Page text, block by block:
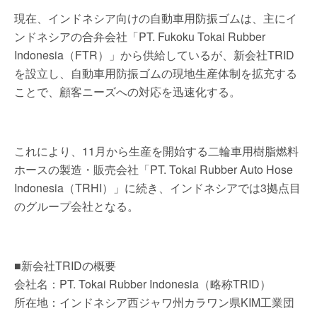
現在、インドネシア向けの自動車用防振ゴムは、主にイ
ンドネシアの合弁会社「PT. Fukoku Tokai Rubber
Indonesia（FTR）」から供給しているが、新会社TRID
を設立し、自動車用防振ゴムの現地生産体制を拡充する
ことで、顧客ニーズへの対応を迅速化する。
これにより、11月から生産を開始する二輪車用樹脂燃料
ホースの製造・販売会社「PT. Tokai Rubber Auto Hose
Indonesia（TRHI）」に続き、インドネシアでは3拠点目
のグループ会社となる。
■新会社TRIDの概要
会社名：PT. Tokai Rubber Indonesia（略称TRID）
所在地：インドネシア西ジャワ州カラワン県KIM工業団